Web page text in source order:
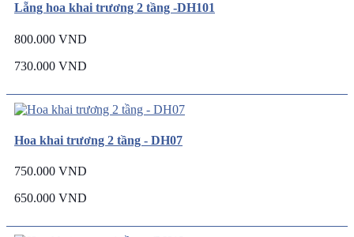
Lẵng hoa khai trương 2 tầng -DH101
800.000 VND
730.000 VND
Hoa khai trương 2 tầng - DH07
750.000 VND
650.000 VND